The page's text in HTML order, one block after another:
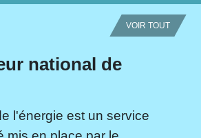
VOIR TOUT
national de
l'énergie est un service